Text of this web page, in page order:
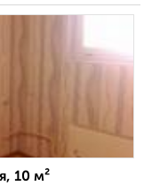
10 м²